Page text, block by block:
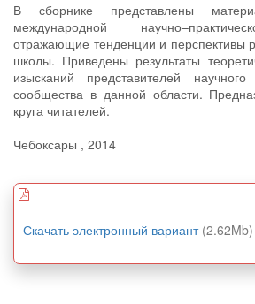
В сборнике представлены
международной
отражающие тенденции и перспективы
школы. Приведены результаты
изысканий представителей
сообщества в данной области.
круга читателей.
Чебоксары , 2014
Скачать электронный вариант (2.62Mb)